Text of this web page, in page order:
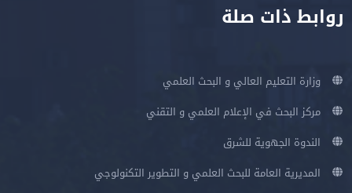
روابط ذات صلة
وزارة التعليم العالي و البحث العلمي
مركز البحث في الإعلام العلمي و التقني
الندوة الجهوية للشرق
المديرية العامة للبحث العلمي و التطوير التكنولوجي